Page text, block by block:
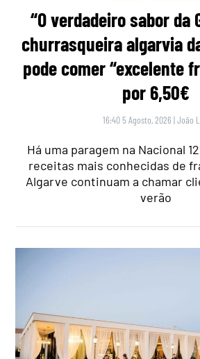
“O verdadeiro sabor da
churrasqueira algarvia
pode comer “excelente
por 6,50€
16:40 5 Agosto, 2026 |João
Há uma paragem na Nacional
receitas mais conhecidas de
Algarve continuam a chamar
verão